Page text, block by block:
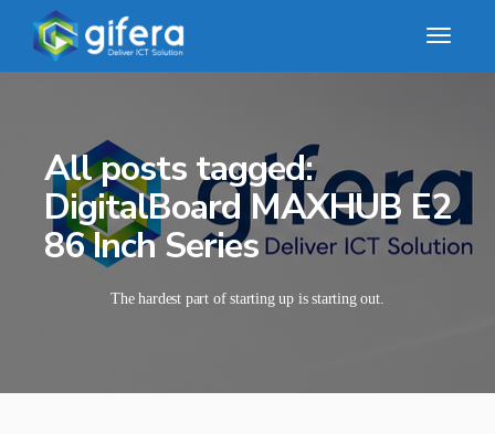
All posts tagged:
DigitalBoard MAXHUB E2
86 Inch Series
The hardest part of starting up is starting out.